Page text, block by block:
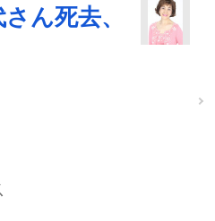
ん死去、